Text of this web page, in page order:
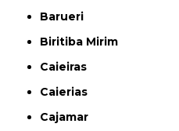
Barueri
Biritiba Mirim
Caieiras
Caierias
Cajamar